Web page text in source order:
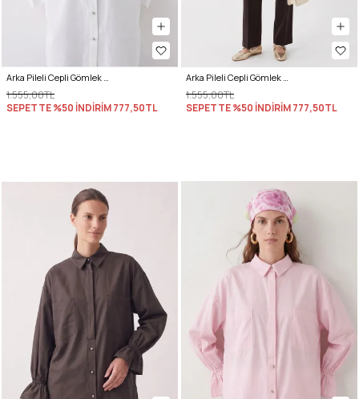
Arka Pileli Cepli Gömlek Y0147 - BEYAZ
1.555,00TL
SEPETTE %50 İNDİRİM777,50TL
Arka Pileli Cepli Gömlek Y0147 - AÇIK HAKİ
1.555,00TL
SEPETTE %50 İNDİRİM777,50TL